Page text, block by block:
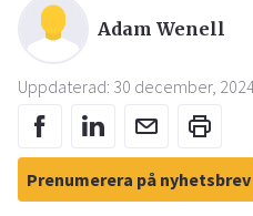
Adam Wenell
Uppdaterad: 30 december,
Prenumerera på nyhetsbrev